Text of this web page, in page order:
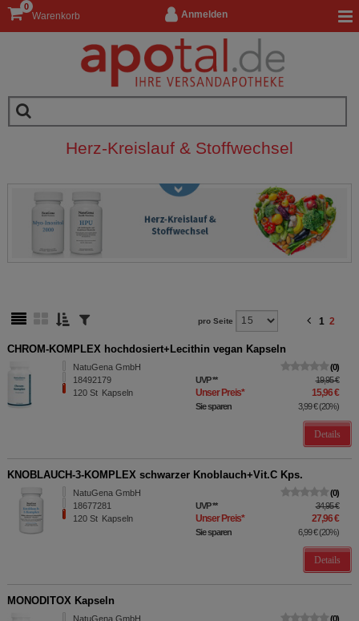
Anmelden
Warenkorb
0
Herz-Kreislauf & Stoffwechsel
pro Seite 1 2
CHROM-KOMPLEX hochdosiert+Lecithin vegan Kapseln
NatuGena GmbH
18492179
120 St Kapseln
0
UVP** 19,95 €
Unser Preis* 15,96 €
Sie sparen 3,99 €(20%)
Details
KNOBLAUCH-3-KOMPLEX schwarzer Knoblauch+Vit.C Kps.
NatuGena GmbH
18677281
120 St Kapseln
0
UVP** 34,95 €
Unser Preis* 27,96 €
Sie sparen 6,99 €(20%)
Details
MONODITOX Kapseln
NatuGena GmbH
0